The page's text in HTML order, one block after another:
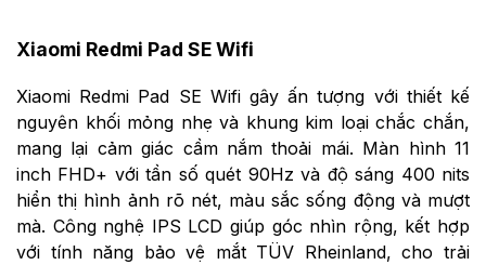
Xiaomi Redmi Pad SE Wifi
Xiaomi Redmi Pad SE Wifi gây ấn tượng với thiết kế
nguyên khối mỏng nhẹ và khung kim loại chắc chắn,
mang lại cảm giác cầm nắm thoải mái. Màn hình 11
inch FHD+ với tần số quét 90Hz và độ sáng 400 nits
hiển thị hình ảnh rõ nét, màu sắc sống động và mượt
mà. Công nghệ IPS LCD giúp góc nhìn rộng, kết hợp
với tính năng bảo vệ mắt TÜV Rheinland, cho trải